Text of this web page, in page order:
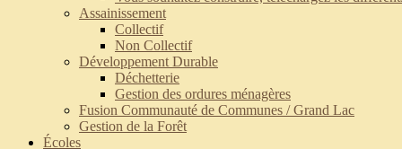
Assainissement
Collectif
Non Collectif
Développement Durable
Déchetterie
Gestion des ordures ménagères
Fusion Communauté de Communes / Grand Lac
Gestion de la Forêt
Écoles